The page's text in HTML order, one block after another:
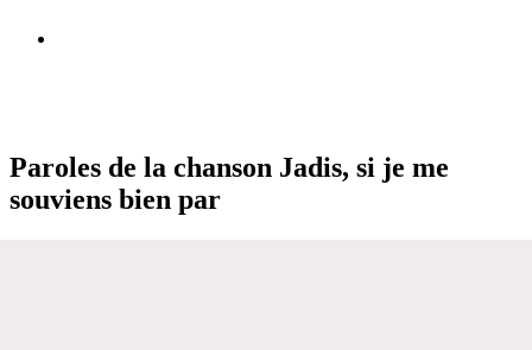
Paroles de la chanson Jadis, si je me
souviens bien par